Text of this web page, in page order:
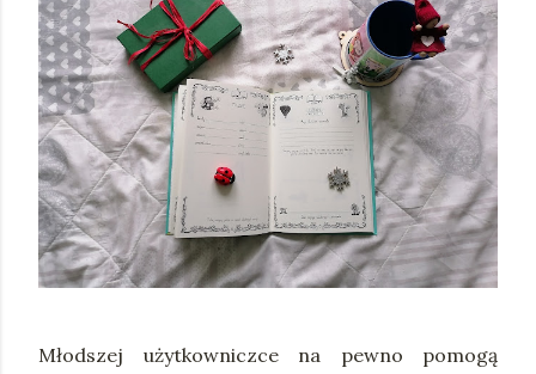
Młodszej użytkowniczce na pewno pomogą